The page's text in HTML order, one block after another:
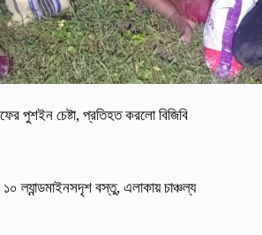
পুশইন চেষ্টা, প্রতিহত করলো বিজিবি
১০ ল্যান্ডমাইনসদৃশ বস্তু, এলাকায় চাঞ্চল্য